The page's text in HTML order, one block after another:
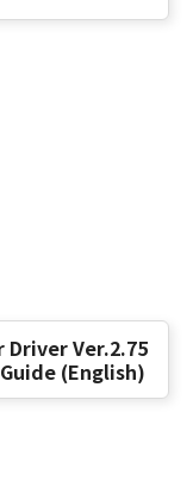
合でも、そ
ものとしま
Driver Ver.2.75
(English)